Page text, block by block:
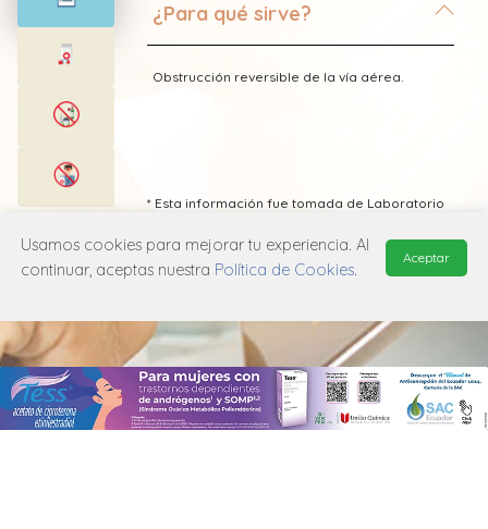
¿Para qué sirve?
Obstrucción reversible de la vía aérea.
* Esta información fue tomada de Laboratorio
Farmacéutico Edifarm (ISBN: 9798281009201)
MANUAL DE USUARIO
POLÍTICA DE PRIVACIDAD
POLÍTICA DE COOKIES
Usamos cookies para mejorar tu experiencia. Al
continuar, aceptas nuestra Política de Cookies.
Aceptar